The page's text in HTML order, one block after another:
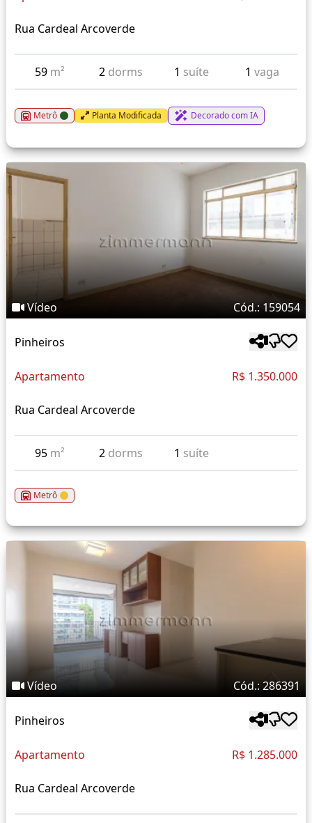
Rua Cardeal Arcoverde
59 m² 2 dorms 1 suíte 1 vaga
Metrô Planta Modificada Decorado com IA
Vídeo Cód.: 159054
Pinheiros
Apartamento R$ 1.350.000
Rua Cardeal Arcoverde
95 m² 2 dorms 1 suíte
Metrô
Vídeo Cód.: 286391
Pinheiros
Apartamento R$ 1.285.000
Rua Cardeal Arcoverde